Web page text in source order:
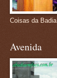
Coisas da Badia
Avenida